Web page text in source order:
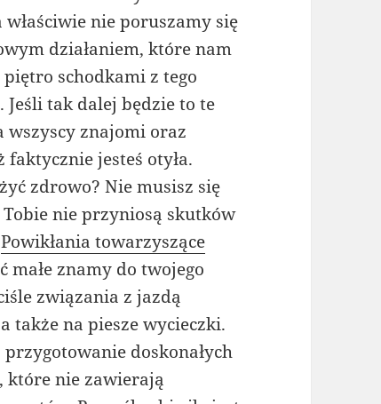
nie poruszamy się
działaniem, które nam
schodkami z tego
tak dalej będzie to te
wszyscy znajomi oraz
jesteś otyła.
zdrowo? Nie musisz się
nie przyniosą skutków
Powikłania towarzyszące
znamy do twojego
związania z jazdą
także na piesze wycieczki.
doskonałych
które nie zawierają